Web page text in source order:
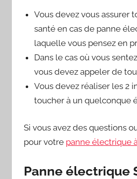
Vous devez vous assurer
santé en cas de panne
laquelle vous pensez en
Dans le cas où vous
vous devez appeler de
Vous devez réaliser les 2
toucher à un quelconque
Si vous avez des questions
pour votre panne électrique
Panne électrique